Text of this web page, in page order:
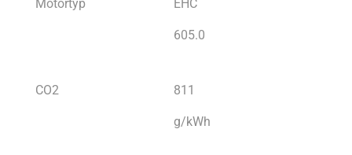
Motortyp EHC
605.0
CO2 811
g/kWh